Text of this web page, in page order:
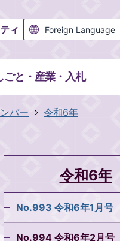
ィ
ごと・産業・入札
バー
令和6年
令和6年
No.993 令和6年1月号
No.994 令和6年2月号